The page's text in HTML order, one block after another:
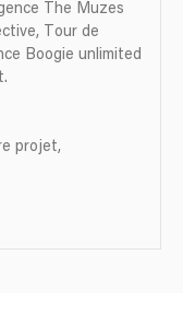
The Muzes
Tour de
Boogie unlimited
projet,